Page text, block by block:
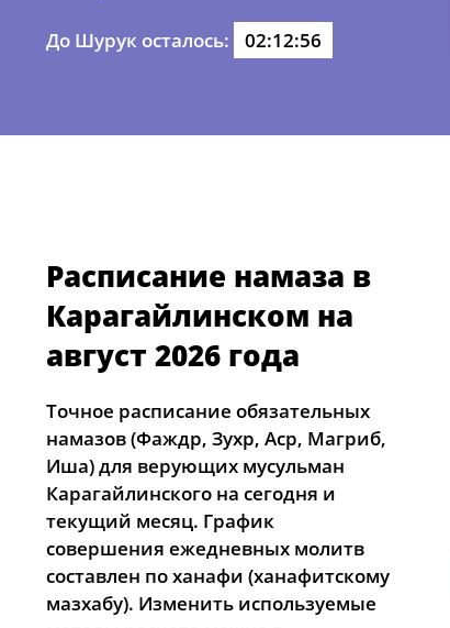
До Шурук осталось: 02:12:56
Расписание намаза в
Карагайлинском на
август 2026 года
Точное расписание обязательных
намазов (Фаждр, Зухр, Аср, Магриб,
Иша) для верующих мусульман
Карагайлинского на сегодня и
текущий месяц. График
совершения ежедневных молитв
составлен по ханафи (ханафитскому
мазхабу). Изменить используемые